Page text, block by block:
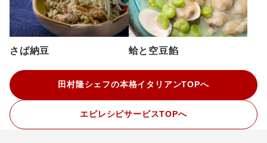
さば納豆 蛤と空豆餡
田村隆シェフの本格イタリアンTOPへ
エピレシピサービスTOPへ